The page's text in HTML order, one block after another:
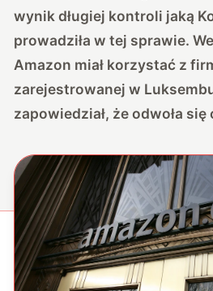
wynik długiej kontroli jaką
prowadziła w tej sprawie.
Amazon miał korzystać z
zarejestrowanej w
zapowiedział, że odwoła